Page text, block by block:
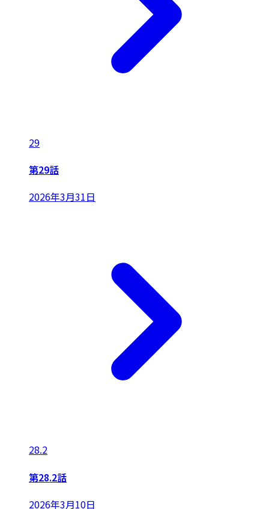
29
第29話
2026年3月31日
28.2
第28.2話
2026年3月10日